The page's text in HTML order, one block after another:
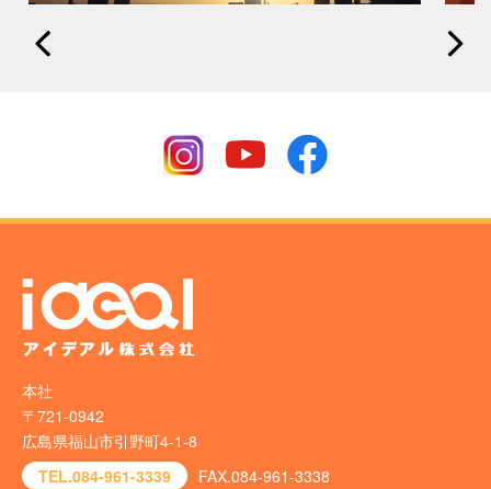
本社
〒721-0942
広島県福山市引野町4-1-8
TEL.084-961-3339
FAX.084-961-3338